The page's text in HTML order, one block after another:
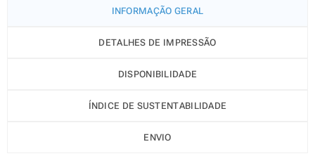
INFORMAÇÃO GERAL
DETALHES DE IMPRESSÃO
DISPONIBILIDADE
ÍNDICE DE SUSTENTABILIDADE
ENVIO